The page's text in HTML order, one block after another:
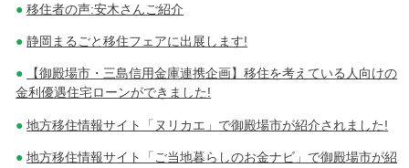
移住者の声:安木さんご紹介
静岡まるごと移住フェアに出展します!
【御殿場市・三島信用金庫連携企画】移住を考えている人向けの
金利優遇住宅ローンができました!
地方移住情報サイト「ヌリカエ」で御殿場市が紹介されました!
地方移住情報サイト「ご当地暮らしのお金ナビ」で御殿場市が紹